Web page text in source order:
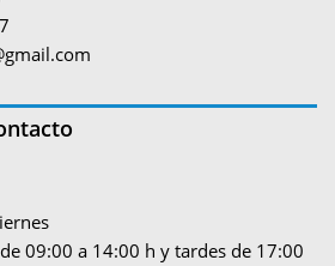
09:00 a 14:00 h y tardes de 17:00